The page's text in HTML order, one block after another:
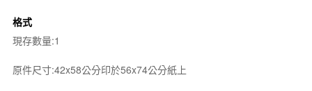
格式
現存數量:1
原件尺寸:42x58公分印於56x74公分紙上